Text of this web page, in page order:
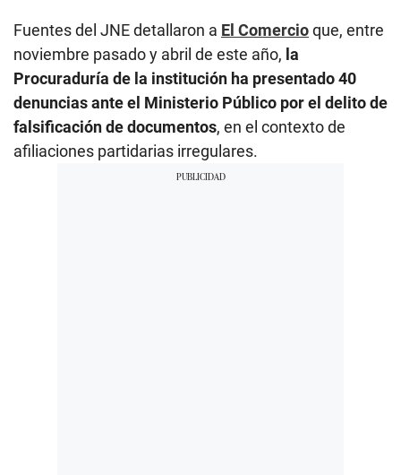
Fuentes del JNE detallaron a El Comercioque, entre
noviembre pasado y abril de este año, la
Procuraduría de la institución ha presentado 40
denuncias ante el Ministerio Público por el delito de
falsificación de documentos, en el contexto de
afiliaciones partidarias irregulares.